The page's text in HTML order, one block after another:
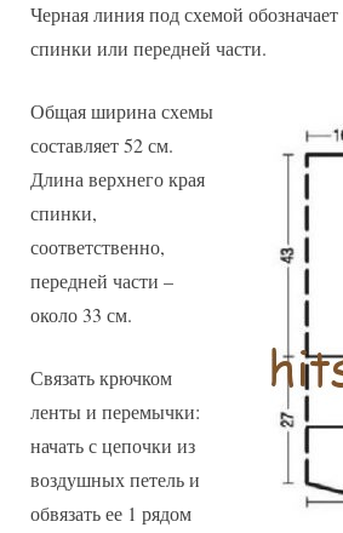
Черная линия под схемой
спинки или передней части.
Общая ширина схемы
составляет 52 см.
Длина верхнего края
спинки,
соответственно,
передней части –
около 33 см.
Связать крючком
ленты и перемычки:
начать с цепочки из
воздушных петель и
обвязать ее 1 рядом